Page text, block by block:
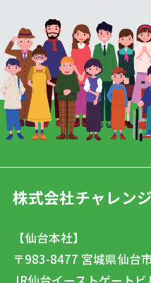
株式会社チャレン
【仙台本社】
〒983-8477 宮城県仙台